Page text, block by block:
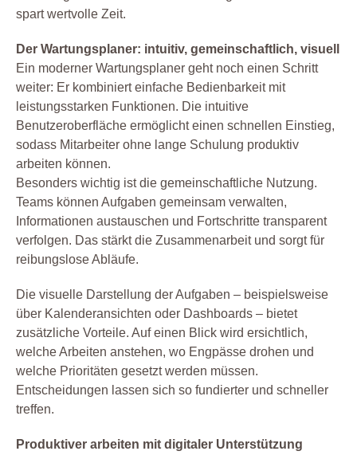
spart wertvolle Zeit.
Der Wartungsplaner: intuitiv, gemeinschaftlich, visuell
Ein moderner Wartungsplaner geht noch einen Schritt
weiter: Er kombiniert einfache Bedienbarkeit mit
leistungsstarken Funktionen. Die intuitive
Benutzeroberfläche ermöglicht einen schnellen Einstieg,
sodass Mitarbeiter ohne lange Schulung produktiv
arbeiten können.
Besonders wichtig ist die gemeinschaftliche Nutzung.
Teams können Aufgaben gemeinsam verwalten,
Informationen austauschen und Fortschritte transparent
verfolgen. Das stärkt die Zusammenarbeit und sorgt für
reibungslose Abläufe.
Die visuelle Darstellung der Aufgaben – beispielsweise
über Kalenderansichten oder Dashboards – bietet
zusätzliche Vorteile. Auf einen Blick wird ersichtlich,
welche Arbeiten anstehen, wo Engpässe drohen und
welche Prioritäten gesetzt werden müssen.
Entscheidungen lassen sich so fundierter und schneller
treffen.
Produktiver arbeiten mit digitaler Unterstützung